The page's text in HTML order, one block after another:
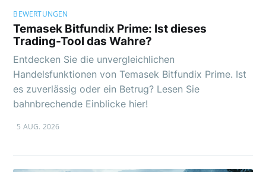
BEWERTUNGEN
Temasek Bitfundix Prime: Ist dieses
Trading-Tool das Wahre?
Entdecken Sie die unvergleichlichen
Handelsfunktionen von Temasek Bitfundix Prime. Ist
es zuverlässig oder ein Betrug? Lesen Sie
bahnbrechende Einblicke hier!
5 AUG. 2026